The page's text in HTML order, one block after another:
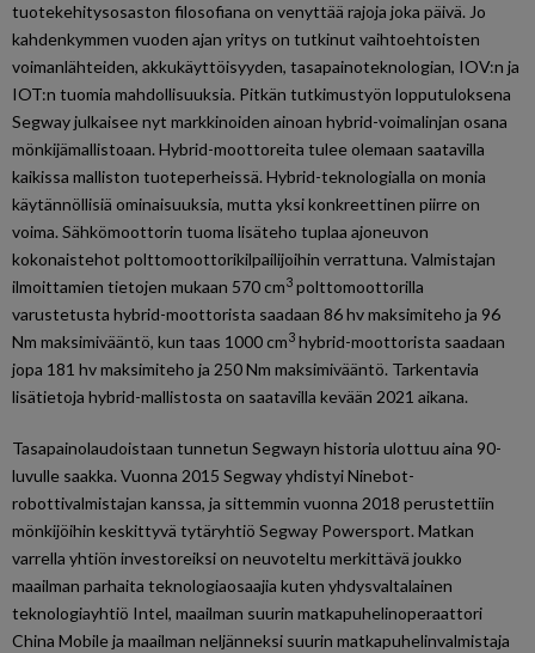
tuotekehitysosaston filosofiana on venyttää rajoja joka päivä. Jo
kahdenkymmen vuoden ajan yritys on tutkinut vaihtoehtoisten
voimanlähteiden, akkukäyttöisyyden, tasapainoteknologian, IOV:n ja
IOT:n tuomia mahdollisuuksia. Pitkän tutkimustyön lopputuloksena
Segway julkaisee nyt markkinoiden ainoan hybrid-voimalinjan osana
mönkijämallistoaan. Hybrid-moottoreita tulee olemaan saatavilla
kaikissa malliston tuoteperheissä. Hybrid-teknologialla on monia
käytännöllisiä ominaisuuksia, mutta yksi konkreettinen piirre on
voima. Sähkömoottorin tuoma lisäteho tuplaa ajoneuvon
kokonaistehot polttomoottorikilpailijoihin verrattuna. Valmistajan
ilmoittamien tietojen mukaan 570 cm3 polttomoottorilla
varustetusta hybrid-moottorista saadaan 86 hv maksimiteho ja 96
Nm maksimivääntö, kun taas 1000 cm3 hybrid-moottorista saadaan
jopa 181 hv maksimiteho ja 250 Nm maksimivääntö. Tarkentavia
lisätietoja hybrid-mallistosta on saatavilla kevään 2021 aikana.
Tasapainolaudoistaan tunnetun Segwayn historia ulottuu aina 90-
luvulle saakka. Vuonna 2015 Segway yhdistyi Ninebot-
robottivalmistajan kanssa, ja sittemmin vuonna 2018 perustettiin
mönkijöihin keskittyvä tytäryhtiö Segway Powersport. Matkan
varrella yhtiön investoreiksi on neuvoteltu merkittävä joukko
maailman parhaita teknologiaosaajia kuten yhdysvaltalainen
teknologiayhtiö Intel, maailman suurin matkapuhelinoperaattori
China Mobile ja maailman neljänneksi suurin matkapuhelinvalmistaja